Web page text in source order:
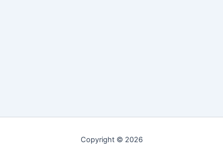
Copyright © 2026